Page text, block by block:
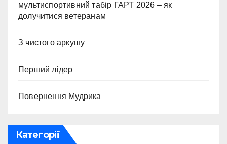
мультиспортивний табір ГАРТ 2026 – як
долучитися ветеранам
З чистого аркушу
Перший лідер
Повернення Мудрика
Категорії